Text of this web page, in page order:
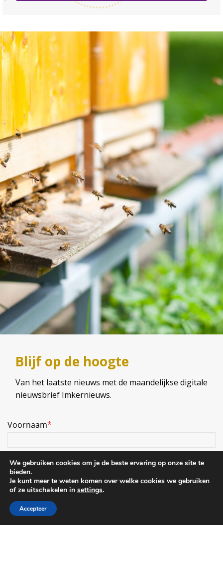
Blijf op de hoogte
Van het laatste nieuws met de maandelijkse digitale
nieuwsbrief Imkernieuws.
We gebruiken cookies om je de beste ervaring op onze site te
bieden.
Je kunt meer te weten komen over welke cookies we gebruiken
of ze uitschakelen in settings.
Accepteer